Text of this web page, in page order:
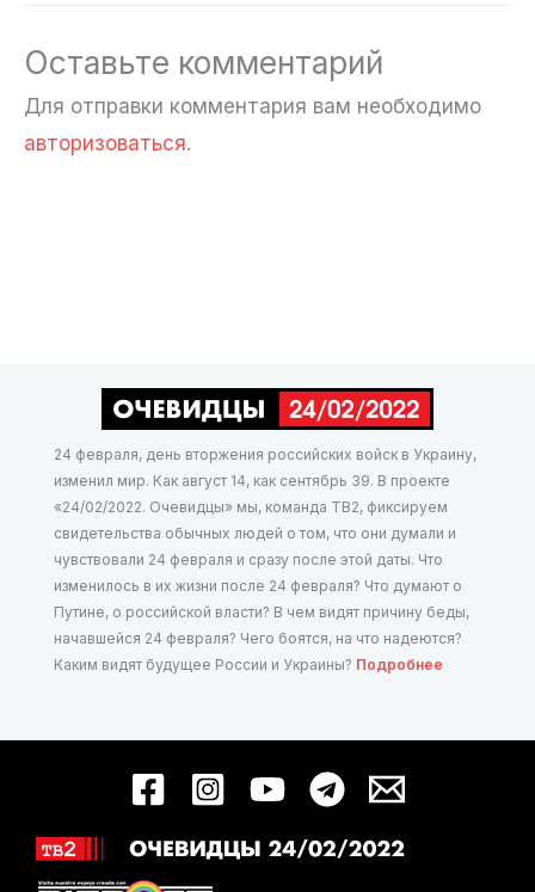
Оставьте комментарий
Для отправки комментария вам необходимо
авторизоваться.
24 февраля, день вторжения российских войск в Украину,
изменил мир. Как август 14, как сентябрь 39. В проекте
«24/02/2022. Очевидцы» мы, команда ТВ2, фиксируем
свидетельства обычных людей о том, что они думали и
чувствовали 24 февраля и сразу после этой даты. Что
изменилось в их жизни после 24 февраля? Что думают о
Путине, о российской власти? В чем видят причину беды,
начавшейся 24 февраля? Чего боятся, на что надеются?
Каким видят будущее России и Украины? Подробнее